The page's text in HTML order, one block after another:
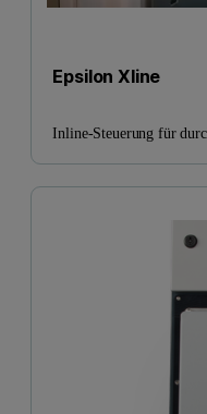
Epsilon Xline
Inline-Steuerung für